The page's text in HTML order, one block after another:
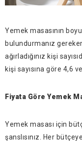
Yemek masasının
bulundurmanız
ağırladığınız kişi
kişi sayısına göre 4,6
Fiyata Göre Yemek
Yemek masası için
şanslısınız. Her